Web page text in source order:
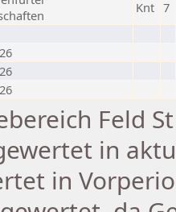
Knt 7
Feld
in
in